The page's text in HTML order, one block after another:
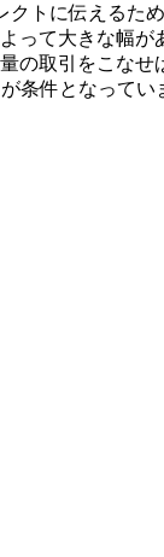
トに伝えるた
って大きな幅
の取引をこなせ
条件となって